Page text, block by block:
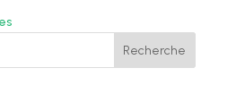
Recherche